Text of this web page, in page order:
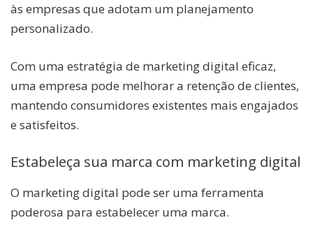
às empresas que adotam um planejamento
personalizado.
Com uma estratégia de marketing digital eficaz,
uma empresa pode melhorar a retenção de clientes,
mantendo consumidores existentes mais engajados
e satisfeitos.
Estabeleça sua marca com marketing digital
O marketing digital pode ser uma ferramenta
poderosa para estabelecer uma marca.